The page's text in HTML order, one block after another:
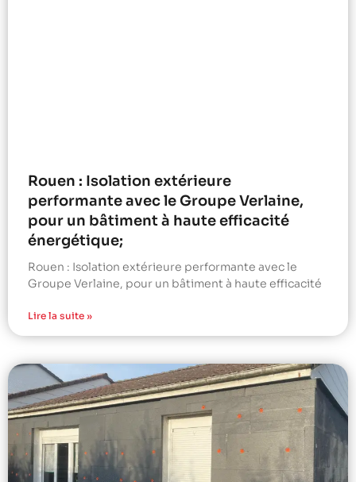
Rouen : Isolation extérieure
performante avec le Groupe Verlaine,
pour un bâtiment à haute efficacité
énergétique;
Rouen : Isolation extérieure performante avec le
Groupe Verlaine, pour un bâtiment à haute efficacité
Lire la suite »